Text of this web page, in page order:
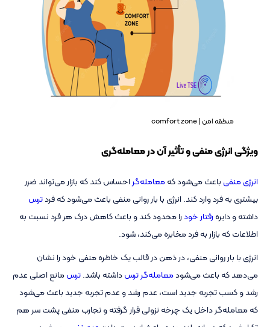
منطقه امن | comfort zone
ویژگی انرژی منفی و تأثیر آن در معامله‌گری
انرژی منفی باعث می‌شود کهمعامله‌گراحساس کند که بازار می‌تواند ضرر
بیشتری به فرد وارد کند. انرژی با بار روانی منفی باعث می‌شود که فردترس
داشته و دایرهرفتار خودرا محدود کند و باعث کاهش درک هر فرد نسبت به
اطلاعات که بازار به فرد مخابره می‌کند، شود.
انرژی با بار روانی منفی، در ذهن در قالب یک خاطره منفی خود را نشان
می‌دهد که باعث می‌شودمعامله‌گر ترسداشته باشد.ترسمانع اصلی عدم
رشد و کسب تجربه جدید است، عدم رشد و عدم تجربه جدید باعث می‌شود
که معامله‌گر داخل یک چرخه نزولی قرار گرفته و تجارب منفی پشت سر هم